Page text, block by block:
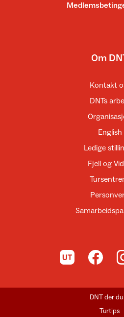
Om
Kontakt
DNTs
English
Ledige
Fjell og
Til UT.no Til DNT
DNT der
Turtips